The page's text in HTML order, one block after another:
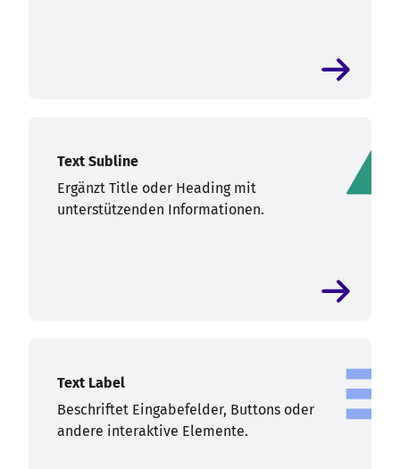
Text Subline
Ergänzt Title oder Heading mit
unterstützenden Informationen.
Text Label
Beschriftet Eingabefelder, Buttons oder
andere interaktive Elemente.